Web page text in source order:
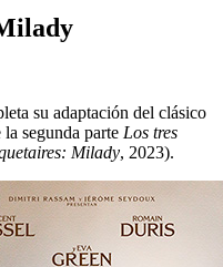
su adaptación del clásico
segunda parte Los tres
Milady, 2023).